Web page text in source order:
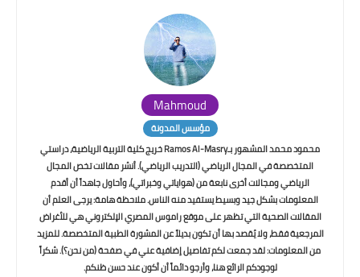
Mahmoud
مؤسس المدونة
محمود محمد المشهور بـRamos Al-Masry خريج كلية التربية الرياضية، دراستي
المتخصصة في المجال الرياضي (التدريب الرياضي). أنشر مقالات تخص المجال
الرياضي ومجالات أخرى نابعة من (هواياتي وخبراتي)، وأحاول جاهداً أن أقدم
المعلومات بشكل جيد وبسيط يستفيد منه الناس. ملاحظة هامة: يرجى العلم أن
المقالات الصحية التي تظهر على موقع راموس المصري الإلكتروني هي للأغراض
المرجعية فقط، ولا يُقصد بها أن تكون بديلاً عن المشورة الطبية المتخصصة. للمزيد
من المعلومات: لقد جمعت لكم تفاصيل إضافية عني في صفحة (من نحن؟). شكراً
لوجودكم الرائع هنا، وأرجو دائماً أن أكون عند حسن ظنكم.